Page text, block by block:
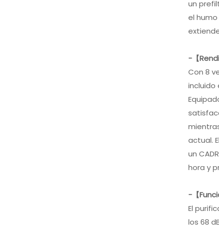
un
el
-【
Con 8
incluido
actual.
un
hora y
-【
El
los 68